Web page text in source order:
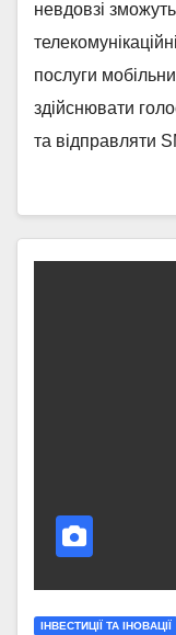
невдовзі
послуги
здійснювати
та відправляти
ІНВЕСТИЦІЇ ТА ІНОВАЦІЇ